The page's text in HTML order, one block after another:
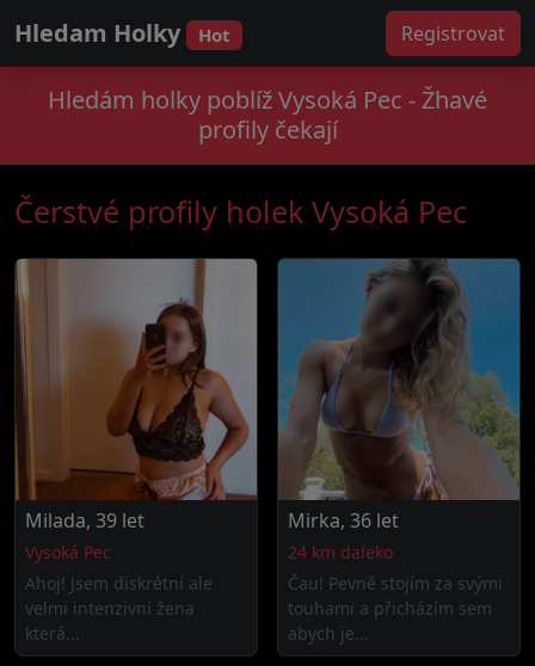
Hledam Holky Hot Registrovat
Hledám holky poblíž Vysoká Pec - Žhavé
profily čekají
Čerstvé profily holek Vysoká Pec
Milada, 39 let
Vysoká Pec
Ahoj! Jsem diskrétní ale
velmi intenzivní žena
která...
Mirka, 36 let
24 km daleko
Čau! Pevně stojím za svými
touhami a přicházím sem
abych je...